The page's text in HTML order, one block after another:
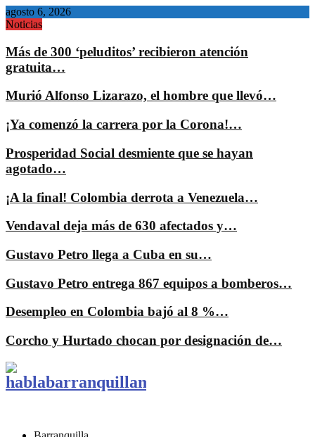
agosto 6, 2026
Noticias
Más de 300 ‘peluditos’ recibieron atención
gratuita…
Murió Alfonso Lizarazo, el hombre que llevó…
¡Ya comenzó la carrera por la Corona!…
Prosperidad Social desmiente que se hayan
agotado…
¡A la final! Colombia derrota a Venezuela…
Vendaval deja más de 630 afectados y…
Gustavo Petro llega a Cuba en su…
Gustavo Petro entrega 867 equipos a bomberos…
Desempleo en Colombia bajó al 8 %…
Corcho y Hurtado chocan por designación de…